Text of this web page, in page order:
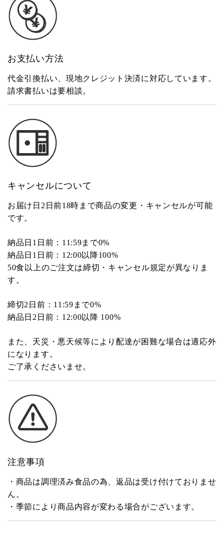
お支払い方法
代金引換払い、現地クレジット決済に対応しています。
請求書払いは要相談。
キャンセルについて
お届け日2日前18時まで商品の変更・キャンセルが可能
です。
納品日1日前：11:59まで0%
納品日1日前：12:00以降100%
50食以上のご注文は締切・キャンセル規定が異なりま
す。
締切2日前：11:59まで0%
納品日2日前：12:00以降 100%
また、天災・悪天候等により配達が困難な場合は適応外
になります。
ご了承くださいませ。
注意事項
・商品は調理済み食品の為、返品は受け付けておりませ
ん。
・季節により商品内容が変わる場合がございます。